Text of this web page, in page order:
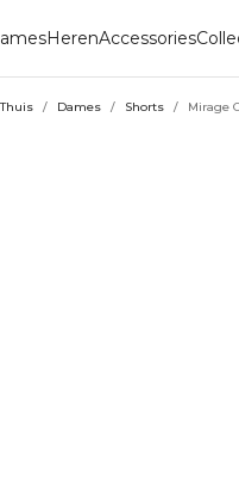
HerenAccessories
Thuis / Dames / Shorts / Mirage